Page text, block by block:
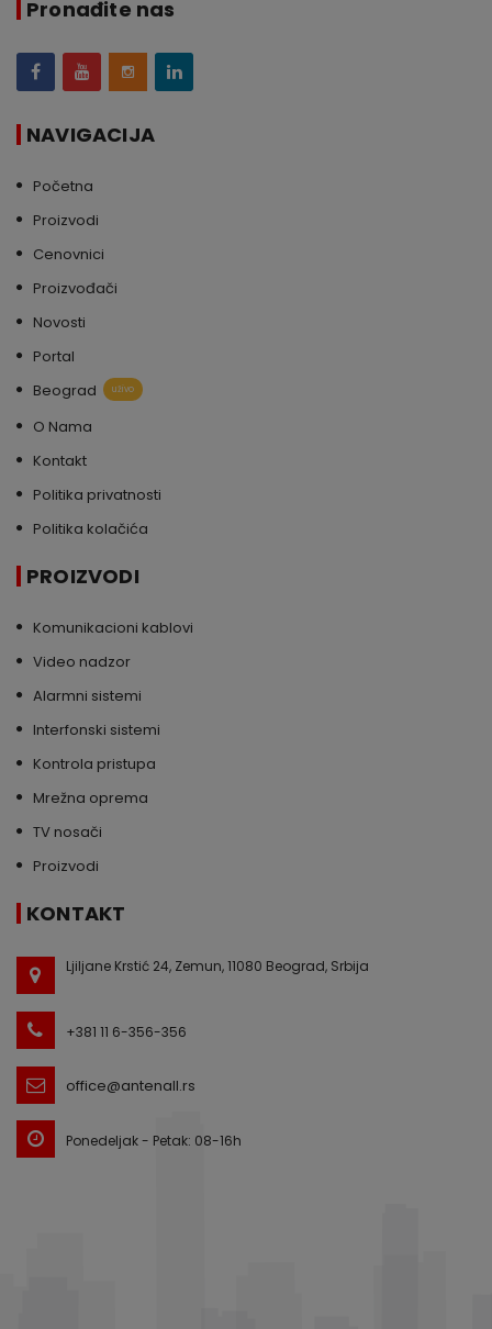
Pronađite nas
NAVIGACIJA
Početna
Proizvodi
Cenovnici
Proizvođači
Novosti
Portal
Beograd
uživo
O Nama
Kontakt
Politika privatnosti
Politika kolačića
PROIZVODI
Komunikacioni kablovi
Video nadzor
Alarmni sistemi
Interfonski sistemi
Kontrola pristupa
Mrežna oprema
TV nosači
Proizvodi
KONTAKT
Ljiljane Krstić 24, Zemun, 11080 Beograd, Srbija
+381 11 6-356-356
office@antenall.rs
Ponedeljak - Petak: 08-16h